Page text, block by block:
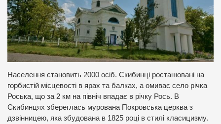
Населення становить 2000 осіб. Скибинці росташовані на
горбистій місцевості в ярах та балках, а омиває село річка
Роська, що за 2 км на північ впадає в річку Рось. В
Скибинцях збереглась мурована Покровська церква з
дзвінницею, яка збудована в 1825 році в стилі класицизму.